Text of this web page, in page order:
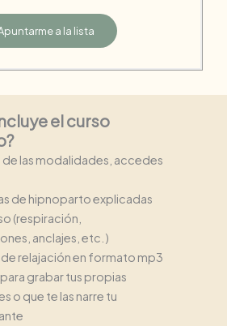
a la lista
el curso
de las modalidades, accedes
de hipnoparto explicadas
(respiración,
anclajes, etc.)
relajación en formato mp3
grabar tus propias
o que te las narre tu